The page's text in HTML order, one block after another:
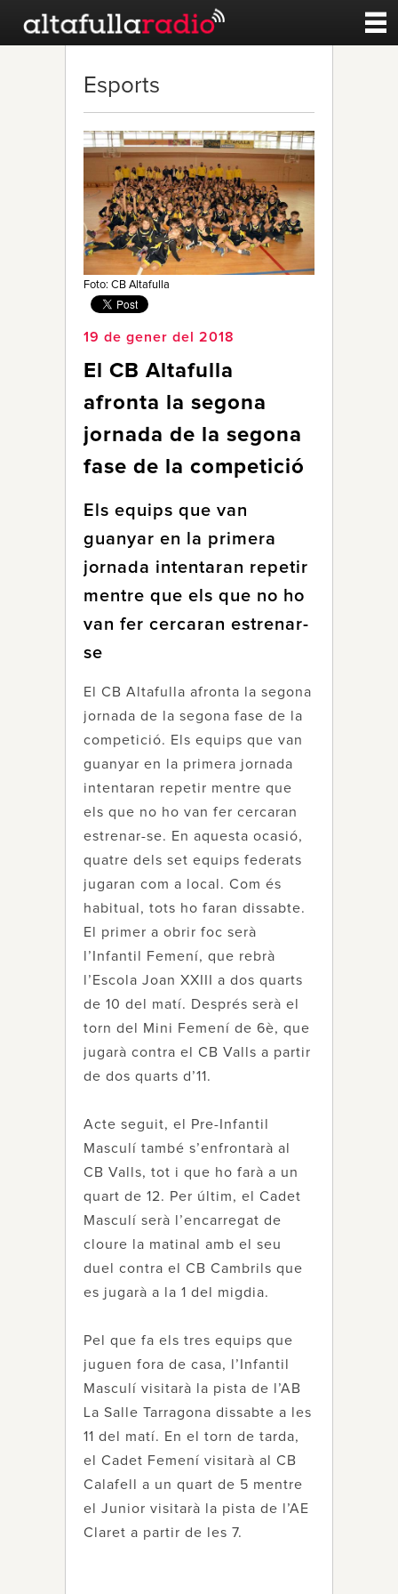
Esports
Noticies
Qui Som
Esports
Foto: CB Altafulla
19 de gener del 2018
El CB Altafulla
afronta la segona
jornada de la segona
fase de la competició
Els equips que van
guanyar en la primera
jornada intentaran repetir
mentre que els que no ho
van fer cercaran estrenar-
se
El CB Altafulla afronta la segona
jornada de la segona fase de la
competició. Els equips que van
guanyar en la primera jornada
intentaran repetir mentre que
els que no ho van fer cercaran
estrenar-se. En aquesta ocasió,
quatre dels set equips federats
jugaran com a local. Com és
habitual, tots ho faran dissabte.
El primer a obrir foc serà
l’Infantil Femení, que rebrà
l’Escola Joan XXIII a dos quarts
de 10 del matí. Després serà el
torn del Mini Femení de 6è, que
jugarà contra el CB Valls a partir
de dos quarts d’11.
Acte seguit, el Pre-Infantil
Masculí també s’enfrontarà al
CB Valls, tot i que ho farà a un
quart de 12. Per últim, el Cadet
Masculí serà l’encarregat de
cloure la matinal amb el seu
duel contra el CB Cambrils que
es jugarà a la 1 del migdia.
Pel que fa els tres equips que
juguen fora de casa, l’Infantil
Masculí visitarà la pista de l’AB
La Salle Tarragona dissabte a les
11 del matí. En el torn de tarda,
el Cadet Femení visitarà al CB
Calafell a un quart de 5 mentre
el Junior visitarà la pista de l’AE
Claret a partir de les 7.